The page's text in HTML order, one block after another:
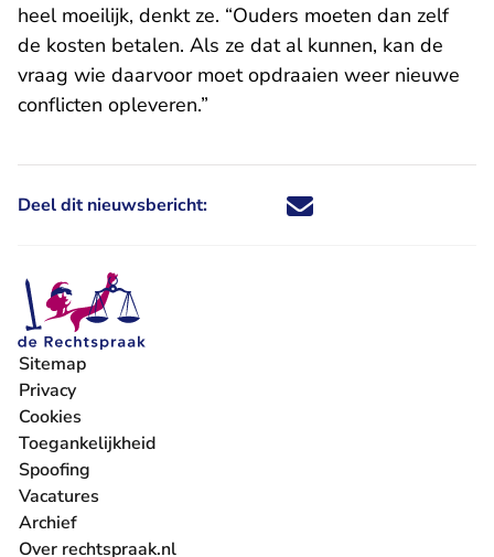
heel moeilijk, denkt ze. “Ouders moeten dan zelf
de kosten betalen. Als ze dat al kunnen, kan de
vraag wie daarvoor moet opdraaien weer nieuwe
conflicten opleveren.”
Deel dit nieuwsbericht: Deel dit nieuwsbericht via X -
Deel dit nieuwsbericht via
Deel dit nieuwsbericht
Deel dit
Sitemap
Privacy
Cookies
Toegankelijkheid
Spoofing
Vacatures
- U verlaat Rechtspraak.nl
Archief
Over rechtspraak.nl